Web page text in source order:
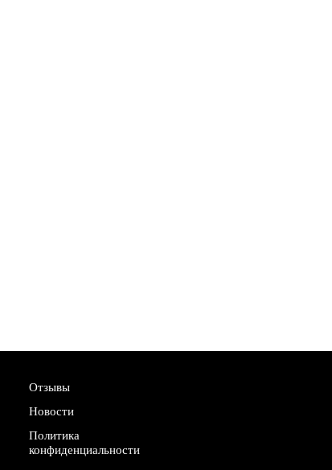
Отзывы
Новости
Политика
конфиденциальности